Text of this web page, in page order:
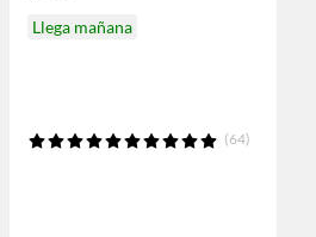
Llega mañana
(64)